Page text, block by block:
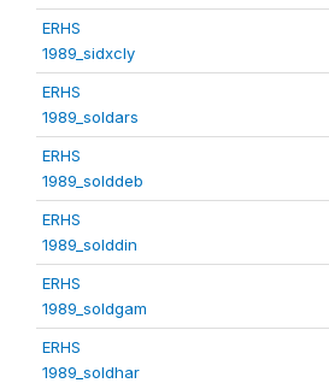
ERHS
1989_sidxcly
ERHS
1989_soldars
ERHS
1989_solddeb
ERHS
1989_solddin
ERHS
1989_soldgam
ERHS
1989_soldhar